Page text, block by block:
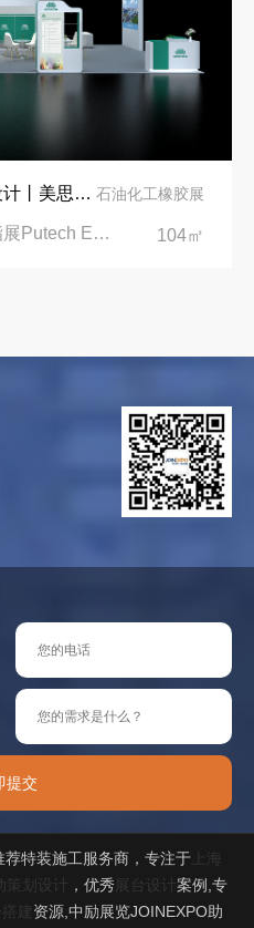
土耳其伊斯坦布尔展台设计丨美思德创新产品，打造聚氨酯行业标杆 石油化工橡胶展
土耳其伊斯坦布尔聚氨酯展Putech Eurasia|土耳其国际会展中心 104㎡
提交
特装施工服务商，专注于 上海
策划设计 ，优秀 展台设计案例,专
建 资源,中励展览JOINEXPO助